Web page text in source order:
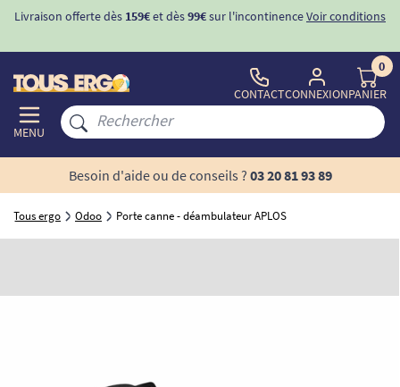
Livraison offerte dès 159€et dès99€sur l'incontinenceVoir conditions
MENU
CONTACTCONNEXION
0
PANIER
Besoin d'aide ou de conseils ? 03 20 81 93 89
Tous ergo Odoo Porte canne - déambulateur APLOS